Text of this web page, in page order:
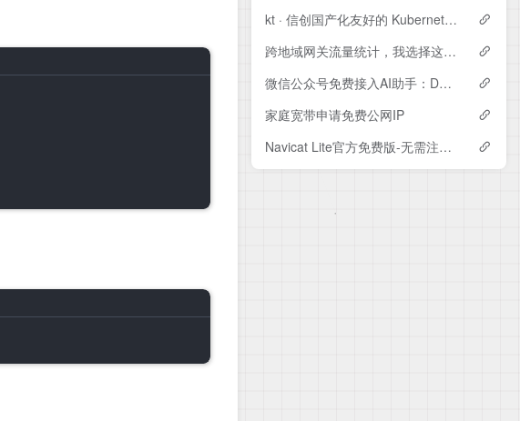
kt · 信创国产化友好的 Kubernetes 部署工具
跨地域网关流量统计，我选择这个组合搞定异地流量采集的
微信公众号免费接入AI助手：DeepSeek R1
家庭宽带申请免费公网IP
Navicat Lite官方免费版-无需注册登录的绝版版本